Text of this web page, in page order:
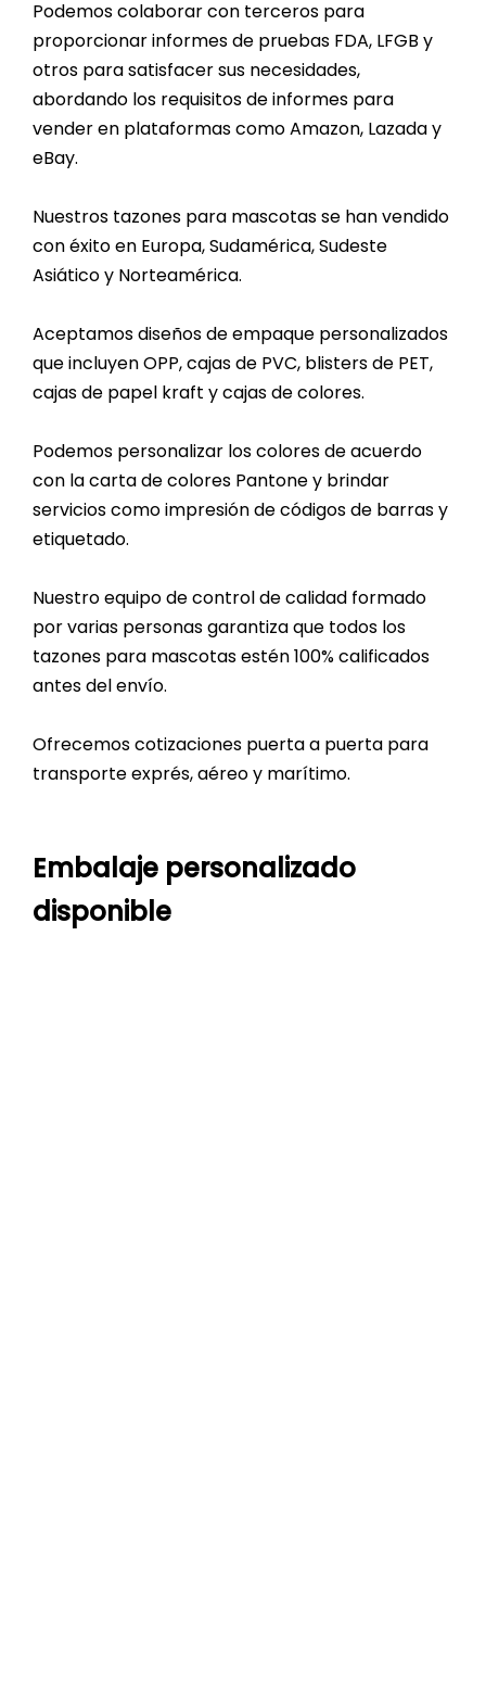
Podemos colaborar con terceros para
proporcionar informes de pruebas FDA, LFGB y
otros para satisfacer sus necesidades,
abordando los requisitos de informes para
vender en plataformas como Amazon, Lazada y
eBay.
Nuestros tazones para mascotas se han vendido
con éxito en Europa, Sudamérica, Sudeste
Asiático y Norteamérica.
Aceptamos diseños de empaque personalizados
que incluyen OPP, cajas de PVC, blisters de PET,
cajas de papel kraft y cajas de colores.
Podemos personalizar los colores de acuerdo
con la carta de colores Pantone y brindar
servicios como impresión de códigos de barras y
etiquetado.
Nuestro equipo de control de calidad formado
por varias personas garantiza que todos los
tazones para mascotas estén 100% calificados
antes del envío.
Ofrecemos cotizaciones puerta a puerta para
transporte exprés, aéreo y marítimo.
Embalaje personalizado
disponible